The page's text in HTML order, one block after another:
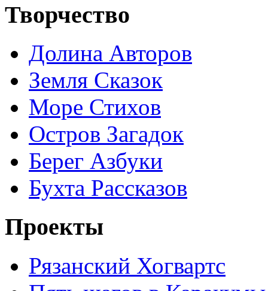
Творчество
Долина Авторов
Земля Сказок
Море Стихов
Остров Загадок
Берег Азбуки
Бухта Рассказов
Проекты
Рязанский Хогвартс